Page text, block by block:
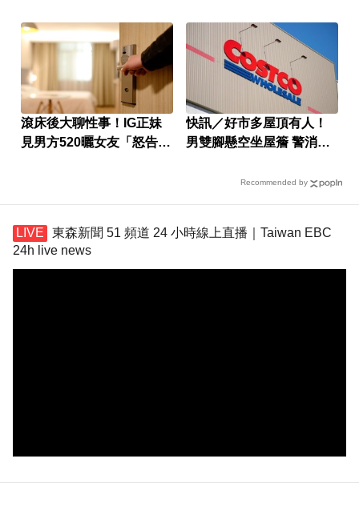
滾床後大聊性事！IG正妹
見男方520曬女友「怒告性
快訊／好市多屋頂有人！
男雙腳懸空坐屋簷 警消急
Recommended by
東森新聞 51 頻道 24 小時線上直播｜Taiwan EBC
24h live news